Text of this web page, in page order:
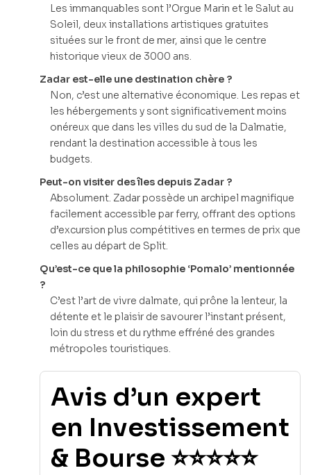
Les immanquables sont l’Orgue Marin et le Salut au
Soleil, deux installations artistiques gratuites
situées sur le front de mer, ainsi que le centre
historique vieux de 3000 ans.
Zadar est-elle une destination chère ?
Non, c’est une alternative économique. Les repas et
les hébergements y sont significativement moins
onéreux que dans les villes du sud de la Dalmatie,
rendant la destination accessible à tous les
budgets.
Peut-on visiter des îles depuis Zadar ?
Absolument. Zadar possède un archipel magnifique
facilement accessible par ferry, offrant des options
d’excursion plus compétitives en termes de prix que
celles au départ de Split.
Qu’est-ce que la philosophie ‘Pomalo’ mentionnée
?
C’est l’art de vivre dalmate, qui prône la lenteur, la
détente et le plaisir de savourer l’instant présent,
loin du stress et du rythme effréné des grandes
métropoles touristiques.
Avis d’un expert
en Investissement
& Bourse ⭐⭐⭐⭐⭐